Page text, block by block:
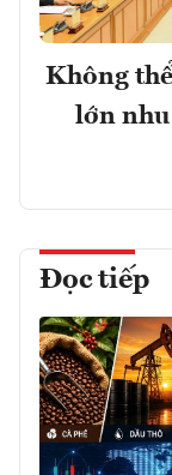
Không thể
lớn nhu
Đọc tiếp